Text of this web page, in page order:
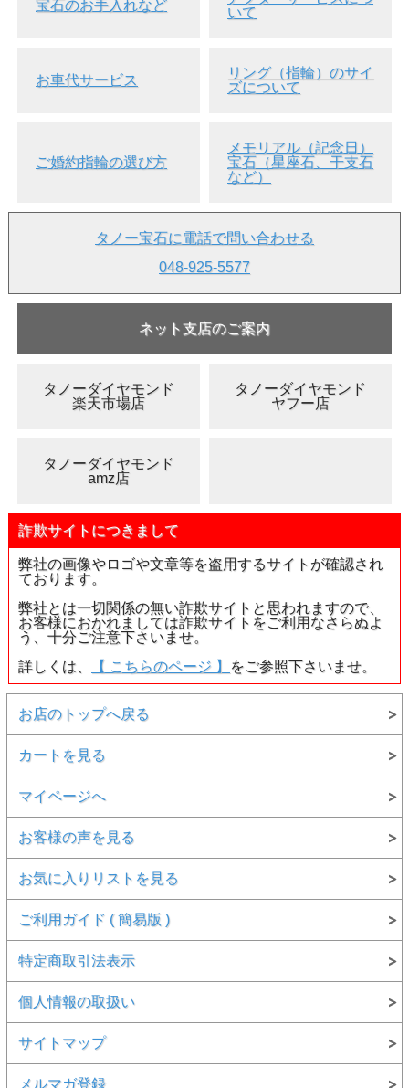
宝石のお手入れなど
いて
お車代サービス
リング（指輪）のサイ
ズについて
ご婚約指輪の選び方
メモリアル（記念日）
宝石（星座石、干支石
など）
タノー宝石に電話で問い合わせる
048-925-5577
ネット支店のご案内
タノーダイヤモンド
楽天市場店
タノーダイヤモンド
ヤフー店
タノーダイヤモンド
amz店
詐欺サイトにつきまして
弊社の画像やロゴや文章等を盗用するサイトが確認され
ております。
弊社とは一切関係の無い詐欺サイトと思われますので、
お客様におかれましては詐欺サイトをご利用なさらぬよ
う、十分ご注意下さいませ。
詳しくは、
【 こちらのページ 】 をご参照下さいませ。
お店のトップへ戻る
カートを見る
マイページへ
お客様の声を見る
お気に入りリストを見る
ご利用ガイド ( 簡易版 )
特定商取引法表示
個人情報の取扱い
サイトマップ
メルマガ登録